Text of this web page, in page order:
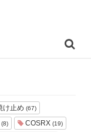
け止め (67)
(8) COSRX (19)